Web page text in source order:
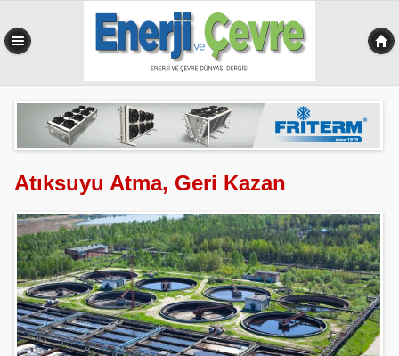
Atıksuyu Atma, Geri Kazan
0,523 sn